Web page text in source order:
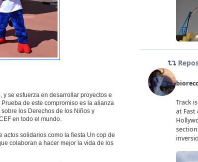
se esfuerza en desarrollar proyectos e
de este compromiso es la alianza
los Derechos de los Niños y
en todo el mundo.
solidarios como la fiesta Un cop de
colaboran a hacer mejor la vida de los